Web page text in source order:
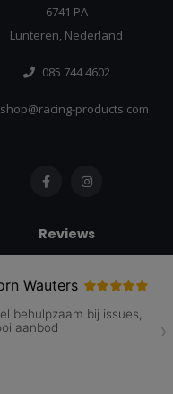
6741 PA
Lunteren, Nederland
085 744 4602
shop@racing-products.com
Reviews